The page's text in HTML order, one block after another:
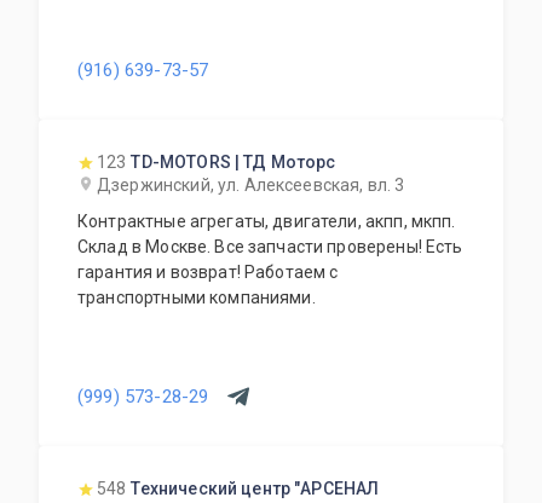
(916) 639-73-57
123 TD-MOTORS | ТД Моторс
Дзержинский, ул. Алексеевская, вл. 3
Контрактные агрегаты, двигатели, акпп, мкпп.
Склад в Москве. Все запчасти проверены! Есть
гарантия и возврат! Работаем с
транспортными компаниями.
(999) 573-28-29
548 Технический центр "АРСЕНАЛ